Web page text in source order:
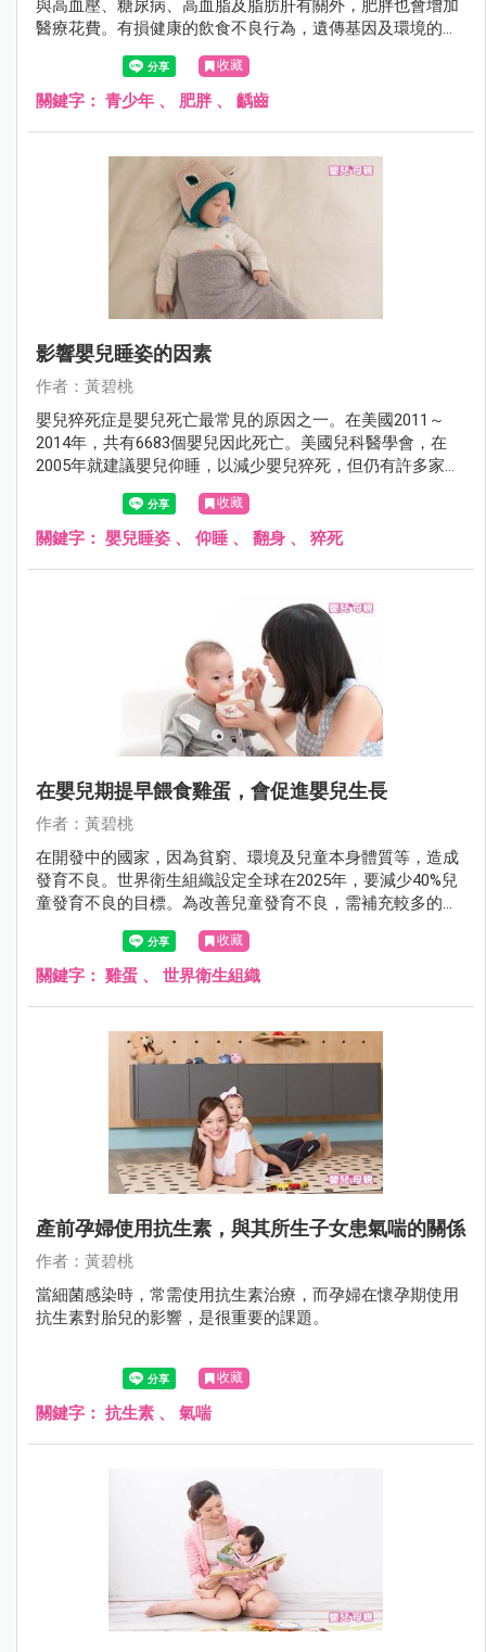
與高血壓、糖尿病、高血脂及脂肪肝有關外，肥胖也會增加
醫療花費。有損健康的飲食不良行為，遺傳基因及環境的因
素，也是引起肥胖及齲齒的可能因素。
收藏
關鍵字： 青少年 、 肥胖、 齲齒
影響嬰兒睡姿的因素
作者：黃碧桃
嬰兒猝死症是嬰兒死亡最常見的原因之一。在美國2011～
2014年，共有6683個嬰兒因此死亡。美國兒科醫學會，在
2005年就建議嬰兒仰睡，以減少嬰兒猝死，但仍有許多家
長，以舒適或怕嗆奶的理由，未將嬰兒仰睡。
收藏
關鍵字： 嬰兒睡姿 、 仰睡 、 翻身 、 猝死
在嬰兒期提早餵食雞蛋，會促進嬰兒生長
作者：黃碧桃
在開發中的國家，因為貧窮、環境及兒童本身體質等，造成
發育不良。世界衛生組織設定全球在2025年，要減少40%兒
童發育不良的目標。為改善兒童發育不良，需補充較多的食
物及營養素。在嬰兒期，雞蛋可提供營養及加強免疫功能，
但以往認為會增加蛋白質過敏的機會，故多建議在一歲後，
才可給嬰兒食用全蛋。
收藏
關鍵字： 雞蛋 、 世界衛生組織
產前孕婦使用抗生素，與其所生子女患氣喘的關係
作者：黃碧桃
當細菌感染時，常需使用抗生素治療，而孕婦在懷孕期使用
抗生素對胎兒的影響，是很重要的課題。
收藏
關鍵字： 抗生素 、 氣喘